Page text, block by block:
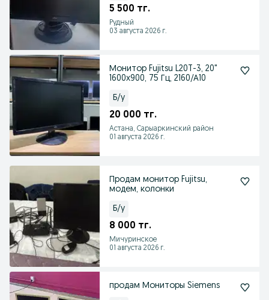
5 500 тг.
Рудный
03 августа 2026 г.
Монитор Fujitsu L20T-3, 20"
1600x900, 75 Гц, 2160/А10
Б/у
20 000 тг.
Астана, Сарыаркинский район
01 августа 2026 г.
Продам монитор Fujitsu,
модем, колонки
Б/у
8 000 тг.
Мичуринское
01 августа 2026 г.
продам Мониторы Siemens